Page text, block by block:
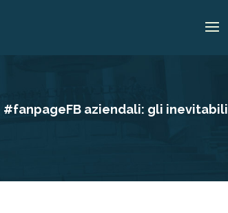
aziendali: gli inevitabili